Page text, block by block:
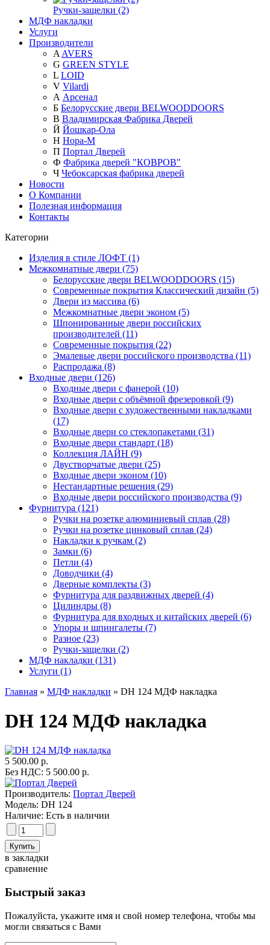
Ручки-защелки (2)
МДФ накладки
Услуги
Производители
A AVERS
G GREEN STYLE
L LOID
V Vilardi
А Арсенал
Б Белорусские двери BELWOODDOORS
В Владимирская Фабрика Дверей
Й Йошкар-Ола
Н Нора-М
П Портал Дверей
Ф Фабрика дверей "КОВРОВ"
Ч Чебоксарская фабрика дверей
Новости
О Компании
Полезная информация
Контакты
Категории
Изделия в стиле ЛОФТ (1)
Межкомнатные двери (75)
Белорусские двери BELWOODDOORS (15)
Современные покрытия Классический дизайн (5)
Двери из массива (6)
Межкомнатные двери эконом (5)
Шпонированные двери российских
производителей (11)
Современные покрытия (22)
Эмалевые двери российского производства (11)
Распродажа (8)
Входные двери (126)
Входные двери с фанерой (10)
Входные двери с объёмной фрезеровкой (9)
Входные двери с художественными накладками
(17)
Входные двери со стеклопакетами (31)
Входные двери стандарт (18)
Коллекция ЛАЙН (9)
Двустворчатые двери (25)
Входные двери эконом (10)
Нестандартные решения (29)
Входные двери российского производства (9)
Фурнитура (121)
Ручки на розетке алюминиевый сплав (28)
Ручки на розетке цинковый сплав (24)
Накладки к ручкам (2)
Замки (6)
Петли (4)
Доводчики (4)
Дверные комплекты (3)
Фурнитура для раздвижных дверей (4)
Цилиндры (8)
Фурнитура для входных и китайских дверей (6)
Упоры и шпингалеты (7)
Разное (23)
Ручки-защелки (2)
МДФ накладки (131)
Услуги (1)
Главная » МДФ накладки » DH 124 МДФ накладка
DH 124 МДФ накладка
5 500.00 р.
Без НДС: 5 500.00 р.
Производитель: Портал Дверей
Модель: DH 124
Наличие: Есть в наличии
в закладки
сравнение
Быстрый заказ
Пожалуйста, укажите имя и свой номер телефона, чтобы мы
могли связаться с Вами